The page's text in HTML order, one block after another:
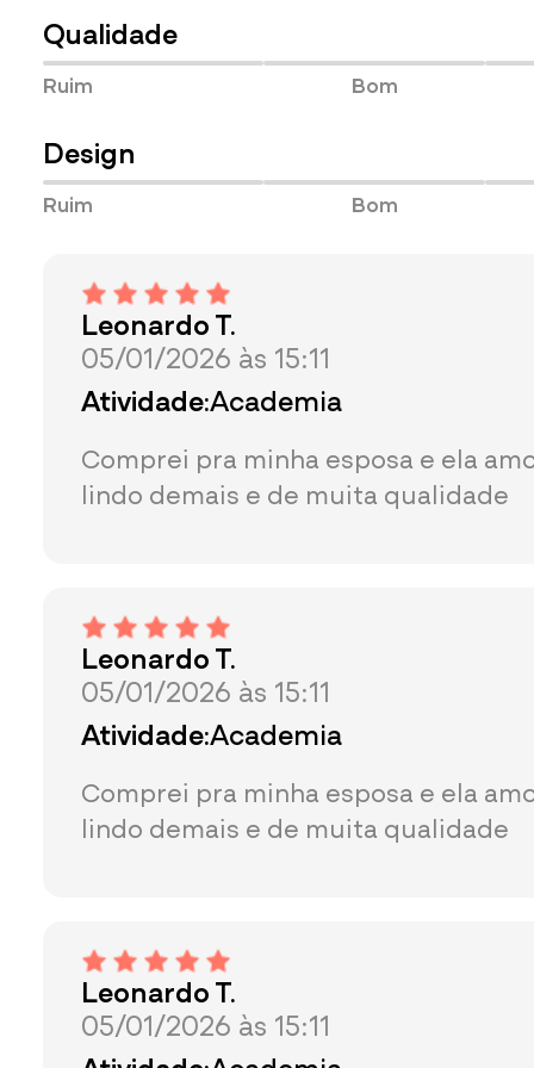
Qualidade
Ruim Bom
Design
Ruim Bom
Leonardo T.
05/01/2026 às 15:11
Atividade:Academia
Comprei pra minha esposa e ela
lindo demais e de muita qualidade
Leonardo T.
05/01/2026 às 15:11
Atividade:Academia
Comprei pra minha esposa e ela
lindo demais e de muita qualidade
Leonardo T.
05/01/2026 às 15:11